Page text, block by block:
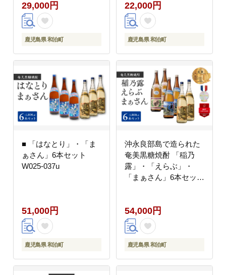
29,000円
鹿児島県 和泊町
22,000円
鹿児島県 和泊町
■ 「はなとり」・「ま
ぁさん」6本セット
W025-037u
51,000円
鹿児島県 和泊町
沖永良部島で造られた
奄美黒糖焼酎 「稲乃
露」・「えらぶ」・
「まぁさん」6本セッ
54,000円
鹿児島県 和泊町